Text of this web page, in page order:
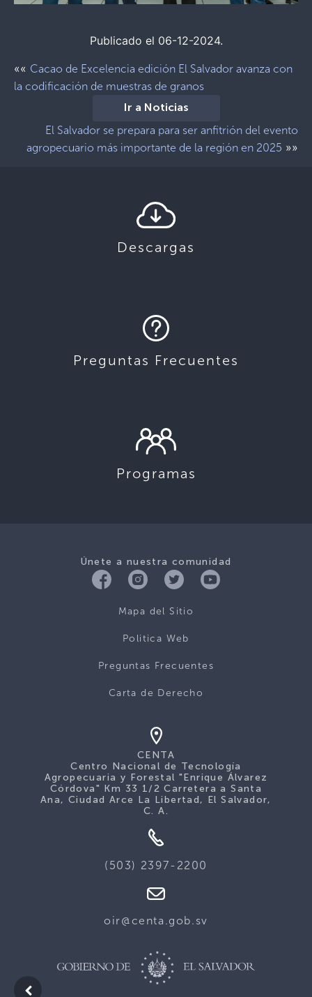
Publicado el 06-12-2024.
«« Cacao de Excelencia edición El Salvador avanza con
la codificación de muestras de granos
Ir a Noticias
El Salvador se prepara para ser anfitrión del evento
agropecuario más importante de la región en 2025 »»
Descargas
Preguntas Frecuentes
Programas
Únete a nuestra comunidad
Mapa del Sitio
Politica Web
Preguntas Frecuentes
Carta de Derecho
CENTA
Centro Nacional de Tecnología
Agropecuaria y Forestal "Enrique Álvarez
Córdova" Km 33 1/2 Carretera a Santa
Ana, Ciudad Arce La Libertad, El Salvador,
C. A.
(503) 2397-2200
oir@centa.gob.sv